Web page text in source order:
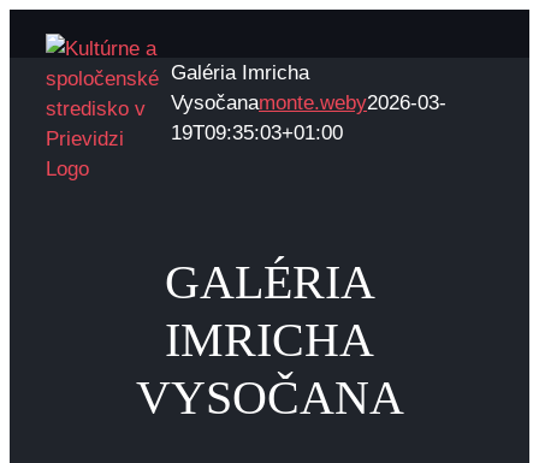
content
Galéria Imricha
Vysočanamonte.weby2026-03-
19T09:35:03+01:00
GALÉRIA
IMRICHA
VYSOČANA